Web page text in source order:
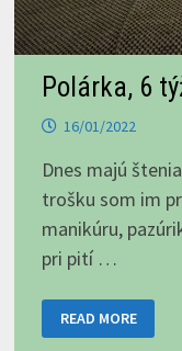
Polárka, 6
16/01/2022
Dnes majú
trošku som im
manikúru,
pri pití …
POLÁRKA,
6
TÝŽDŇOV
READ MORE